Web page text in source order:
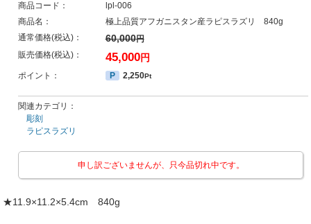
商品コード：
lpl-006
商品名：
極上品質アフガニスタン産ラピスラズリ 840g
通常価格(税込)：
60,000円
販売価格(税込)： 45,000円
ポイント： P 2,250Pt
関連カテゴリ：
彫刻
ラピスラズリ
申し訳ございませんが、只今品切れ中です。
★11.9×11.2×5.4cm 840g